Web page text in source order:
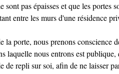
sont pas épaisses et que les
entre les murs d'une résidence
la porte, nous prenons conscience
laquelle nous entrons est
de repli sur soi, afin de ne laisser